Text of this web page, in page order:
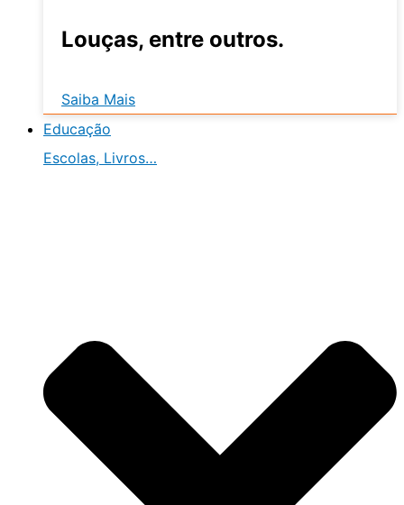
Louças, entre outros.
Saiba Mais
Educação
Escolas, Livros…